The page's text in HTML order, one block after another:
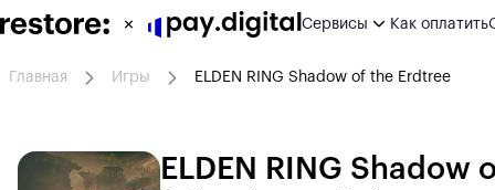
Сервисы
Игры
Как оплатить
Главная Игры ELDEN RING Shadow of the Erdtree
ELDEN RING Shadow